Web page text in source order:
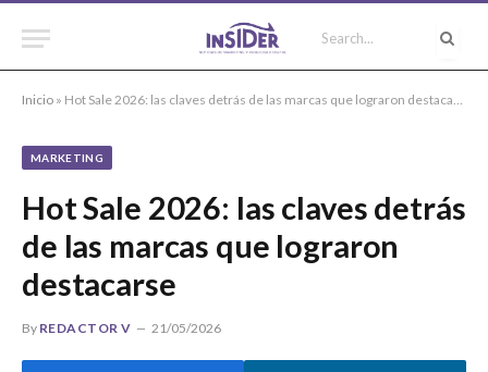
Inicio » Hot Sale 2026: las claves detrás de las marcas que lograron destacarse
MARKETING
Hot Sale 2026: las claves detrás
de las marcas que lograron
destacarse
By REDACTOR V 21/05/2026